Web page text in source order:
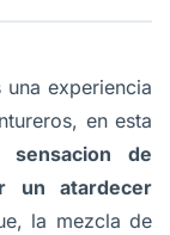
experiencia
en esta
sensacion de
un atardecer
la mezcla de